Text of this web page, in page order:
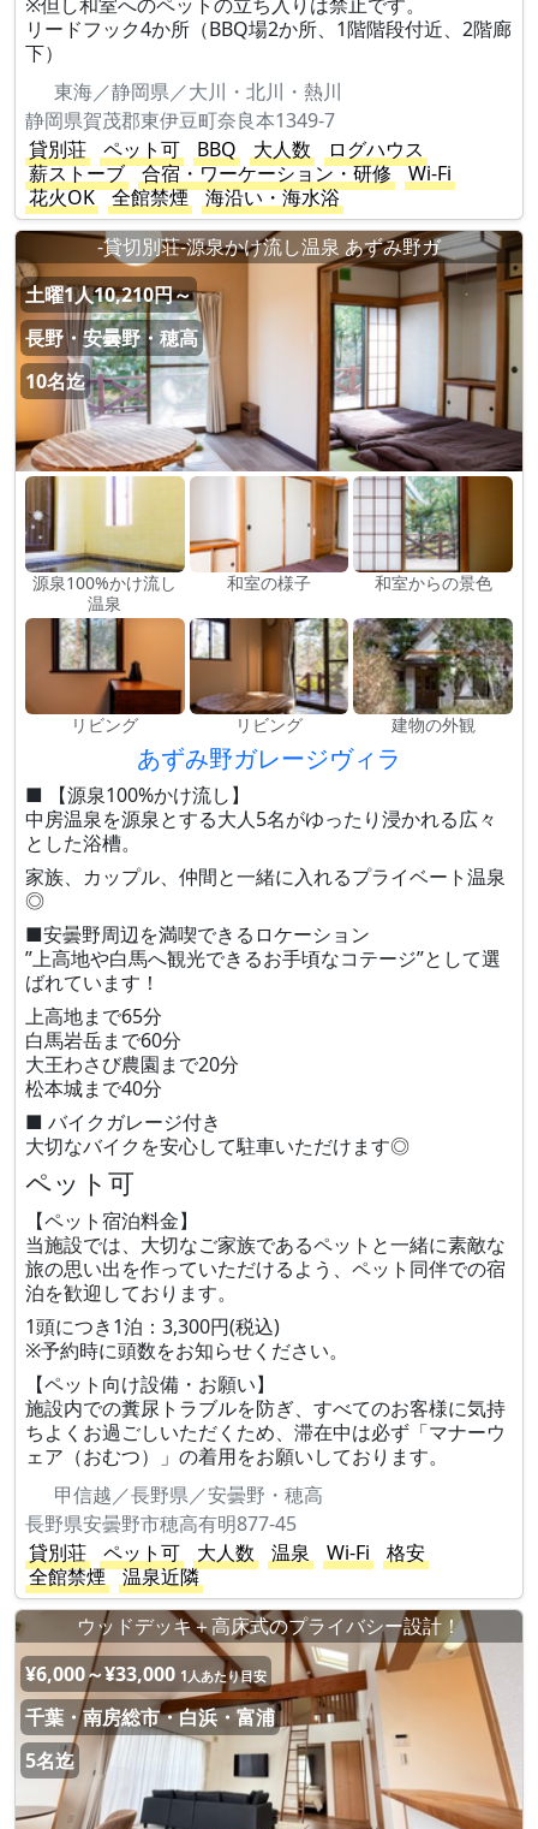
リードフック4か所（BBQ場2か所、1階階段付近、2階廊
下）
東海／静岡県／大川・北川・熱川
静岡県賀茂郡東伊豆町奈良本1349-7
貸別荘
ペット可 BBQ 大人数
ログハウス
薪ストーブ
合宿・ワーケーション・研修
Wi-Fi
花火OK
全館禁煙
海沿い・海水浴
-貸切別荘-源泉かけ流し温泉 あずみ野ガ
土曜1人10,210円～
長野・安曇野・穂高
10名迄
源泉100%かけ流し
温泉
和室の様子 和室からの景色
リビング リビング 建物の外観
あずみ野ガレージヴィラ
■ 【源泉100%かけ流し】
中房温泉を源泉とする大人5名がゆったり浸かれる広々
とした浴槽。
家族、カップル、仲間と一緒に入れるプライベート温泉
◎
■安曇野周辺を満喫できるロケーション
”上高地や白馬へ観光できるお手頃なコテージ”として選
ばれています！
上高地まで65分
白馬岩岳まで60分
大王わさび農園まで20分
松本城まで40分
■ バイクガレージ付き
大切なバイクを安心して駐車いただけます◎
ペット可
【ペット宿泊料金】
当施設では、大切なご家族であるペットと一緒に素敵な
旅の思い出を作っていただけるよう、ペット同伴での宿
泊を歓迎しております。
1頭につき1泊：3,300円(税込)
※予約時に頭数をお知らせください。
【ペット向け設備・お願い】
施設内での糞尿トラブルを防ぎ、すべてのお客様に気持
ちよくお過ごしいただくため、滞在中は必ず「マナーウ
ェア（おむつ）」の着用をお願いしております。
甲信越／長野県／安曇野・穂高
長野県安曇野市穂高有明877-45
貸別荘
ペット可 大人数 温泉 Wi-Fi
格安
全館禁煙
温泉近隣
ウッドデッキ＋高床式のプライバシー設計！
¥6,000～¥33,000 1人あたり目安
千葉・南房総市・白浜・富浦
5名迄